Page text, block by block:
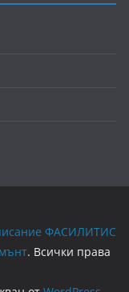
ФАСИЛИТИС
. Всички права